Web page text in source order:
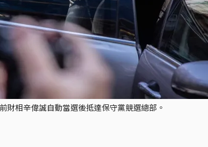
財相辛偉誠自動當選後抵達保守黨競選總部。